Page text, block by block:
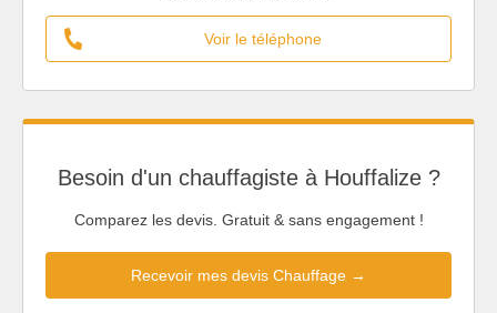
Voir le téléphone
Besoin d'un chauffagiste à Houffalize ?
Comparez les devis. Gratuit & sans engagement !
Recevoir mes devis Chauffage →